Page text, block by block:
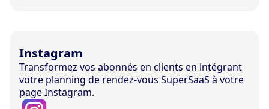
Instagram
Transformez vos abonnés en clients en intégrant
votre planning de rendez-vous SuperSaaS à votre
page Instagram.